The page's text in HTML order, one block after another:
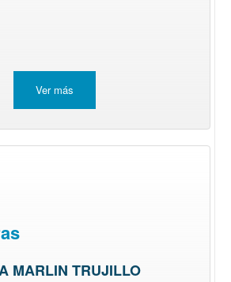
Ver más
MARLIN TRUJILLO